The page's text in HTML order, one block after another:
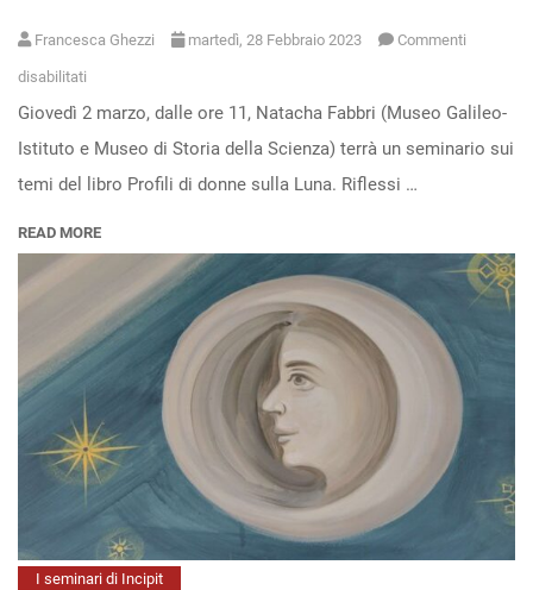
Francesca Ghezzi martedì, 28 Febbraio 2023 Commenti
disabilitati
“Profili
di
donne
Luna”
N.
all’Osservatorio
Astrofisico
di
Arcetri
marzo,
Giovedì 2 marzo, dalle ore 11, Natacha Fabbri (Museo Galileo-
Istituto e Museo di Storia della Scienza) terrà un seminario sui
temi del libro Profili di donne sulla Luna. Riflessi …
READ MORE
I seminari di Incipit